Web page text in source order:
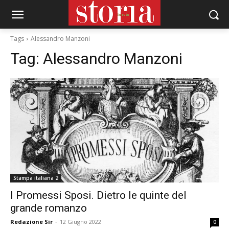
Tags Alessandro Manzoni
Tag: Alessandro Manzoni
Stampa italiana 2
I Promessi Sposi. Dietro le quinte del
grande romanzo
Redazione Sir - 12 Giugno 2022 0